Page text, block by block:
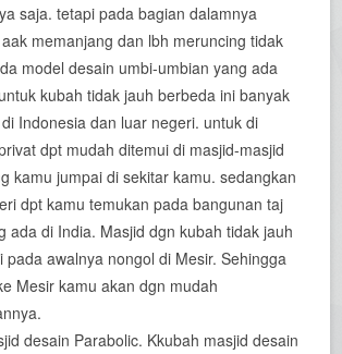
saja. tetapi pada bagian dalamnya
memanjang dan lbh meruncing tidak
model desain umbi-umbian yang ada
kubah tidak jauh berbeda ini banyak
Indonesia dan luar negeri. untuk di
dpt mudah ditemui di masjid-masjid
kamu jumpai di sekitar kamu. sedangkan
dpt kamu temukan pada bangunan taj
ada di India. Masjid dgn kubah tidak jauh
pada awalnya nongol di Mesir. Sehingga
Mesir kamu akan dgn mudah
desain Parabolic. Kkubah masjid desain